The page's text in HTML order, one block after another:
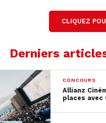
Lire la
CLIQUEZ
Derniers
CONCOURS
Allianz
places avec